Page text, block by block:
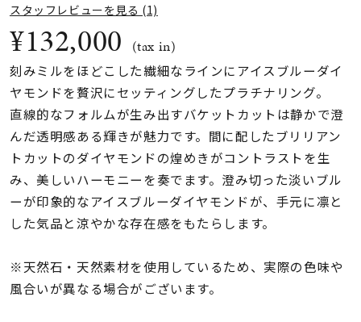
ファッションテイス
着用シーン
コレクション
レディース
リングサイズ
～
メンズ
リングサイズ
～
スタッフレビューを見る (1)
¥132,000 (tax in)
刻みミルをほどこした繊細なラインにアイスブルーダイ
ヤモンドを贅沢にセッティングしたプラチナリング。
直線的なフォルムが生み出すバケットカットは静かで澄
んだ透明感ある輝きが魅力です。間に配したブリリアン
トカットのダイヤモンドの煌めきがコントラストを生
み、美しいハーモニーを奏でます。澄み切った淡いブル
ーが印象的なアイスブルーダイヤモンドが、手元に凛と
した気品と涼やかな存在感をもたらします。
※天然石・天然素材を使用しているため、実際の色味や
風合いが異なる場合がございます。